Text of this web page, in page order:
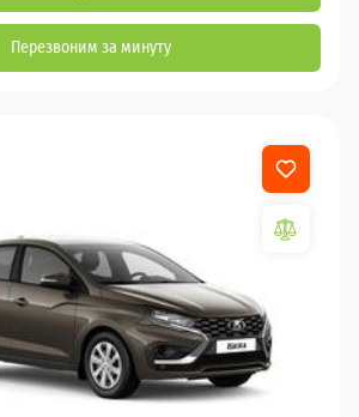
Перезвоним за минуту